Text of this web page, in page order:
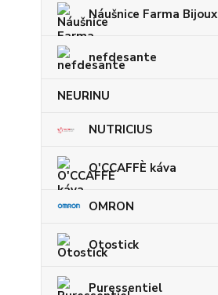
Náušnice Farma Bijoux
nefdesante
NEURINU
NUTRICIUS
O'CCAFFÈ káva
OMRON
Otostick
Puressentiel